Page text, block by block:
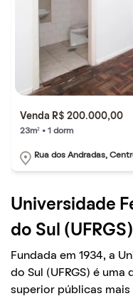
Venda R$ 200.000,00
23m² • 1 dorm
Rua dos Andradas,
Universidade
do Sul (UFRGS)
Fundada em 1934, a
do Sul (UFRGS) é
superior públicas